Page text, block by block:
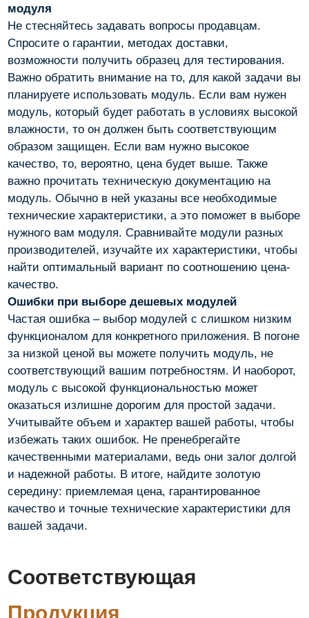
модуля
Не стесняйтесь задавать вопросы продавцам.
Спросите о гарантии, методах доставки,
возможности получить образец для тестирования.
Важно обратить внимание на то, для какой задачи вы
планируете использовать модуль. Если вам нужен
модуль, который будет работать в условиях высокой
влажности, то он должен быть соответствующим
образом защищен. Если вам нужно высокое
качество, то, вероятно, цена будет выше. Также
важно прочитать техническую документацию на
модуль. Обычно в ней указаны все необходимые
технические характеристики, а это поможет в выборе
нужного вам модуля. Сравнивайте модули разных
производителей, изучайте их характеристики, чтобы
найти оптимальный вариант по соотношению цена-
качество.
Ошибки при выборе дешевых модулей
Частая ошибка – выбор модулей с слишком низким
функционалом для конкретного приложения. В погоне
за низкой ценой вы можете получить модуль, не
соответствующий вашим потребностям. И наоборот,
модуль с высокой функциональностью может
оказаться излишне дорогим для простой задачи.
Учитывайте объем и характер вашей работы, чтобы
избежать таких ошибок. Не пренебрегайте
качественными материалами, ведь они залог долгой
и надежной работы. В итоге, найдите золотую
середину: приемлемая цена, гарантированное
качество и точные технические характеристики для
вашей задачи.
Соответствующая
Продукция